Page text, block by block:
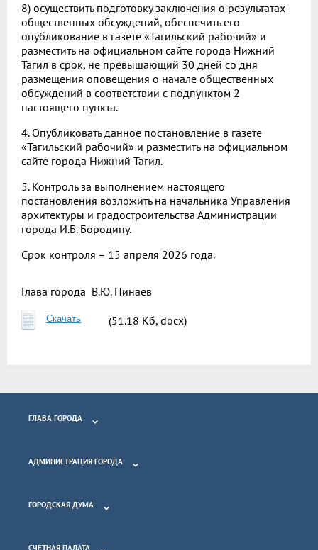
8) осуществить подготовку заключения о результатах
общественных обсуждений, обеспечить его
опубликование в газете «Тагильский рабочий» и
разместить на официальном сайте города Нижний
Тагил в срок, не превышающий 30 дней со дня
размещения оповещения о начале общественных
обсуждений в соответствии с подпунктом 2
настоящего пункта.
4. Опубликовать данное постановление в газете
«Тагильский рабочий» и разместить на официальном
сайте города Нижний Тагил.
5. Контроль за выполнением настоящего
постановления возложить на начальника Управления
архитектуры и градостроительства Администрации
города И.Б. Бородину.
Срок контроля – 15 апреля 2026 года.
Глава города В.Ю. Пинаев
Скачать (51.18 Кб, docx)
ГЛАВА ГОРОДА
АДМИНИСТРАЦИЯ ГОРОДА
ГОРОДСКАЯ ДУМА
СЧЕТНАЯ ПАЛАТА